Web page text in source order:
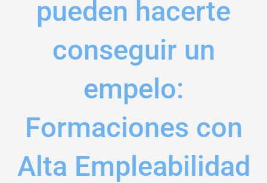
pueden hacerte
conseguir un
empelo:
Formaciones con
Alta Empleabilidad